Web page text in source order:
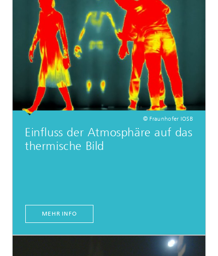
© Fraunhofer IOSB
Einfluss der Atmosphäre auf das
thermische Bild
MEHR INFO